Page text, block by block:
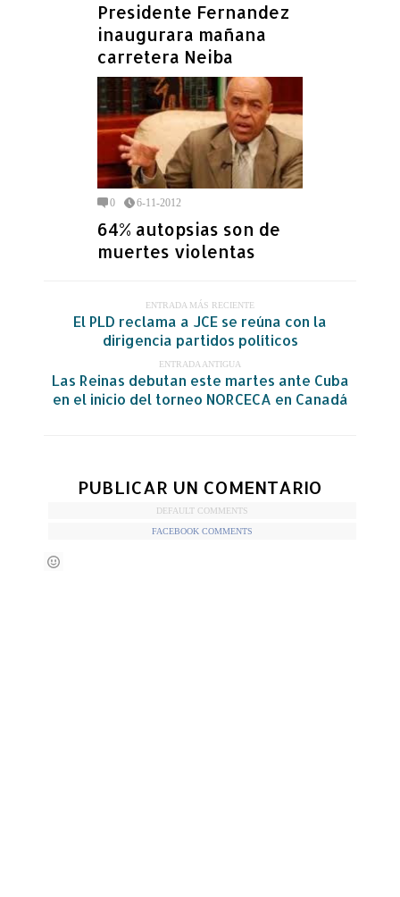
Presidente Fernandez
inaugurara mañana
carretera Neiba
0 6-11-2012
64% autopsias son de
muertes violentas
ENTRADA MÁS RECIENTE
El PLD reclama a JCE se reúna con la
dirigencia partidos políticos
ENTRADA ANTIGUA
Las Reinas debutan este martes ante Cuba
en el inicio del torneo NORCECA en Canadá
PUBLICAR UN COMENTARIO
DEFAULT COMMENTS
FACEBOOK COMMENTS